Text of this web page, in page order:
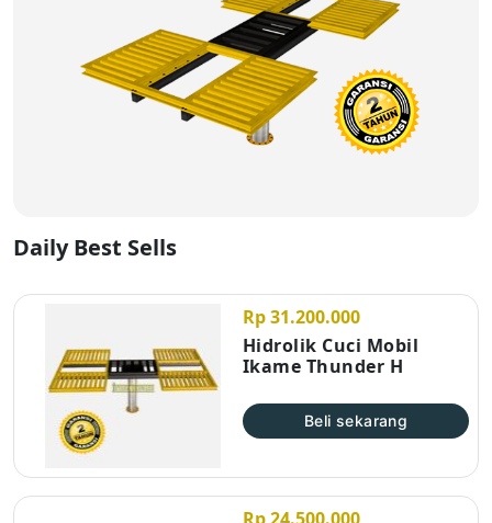
Daily Best Sells
Rp 31.200.000
Hidrolik Cuci Mobil
Ikame Thunder H
Beli sekarang